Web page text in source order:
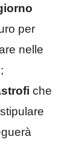
per
nelle
che